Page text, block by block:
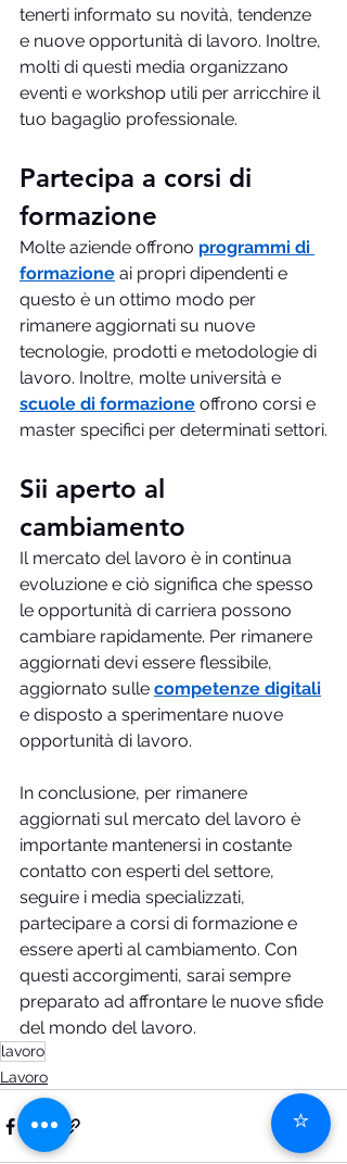
tenerti informato su novità, tendenze
e nuove opportunità di lavoro. Inoltre,
molti di questi media organizzano
eventi e workshop utili per arricchire il
tuo bagaglio professionale.
Partecipa a corsi di
formazione
Molte aziende offrono programmi di
formazione ai propri dipendenti e
questo è un ottimo modo per
rimanere aggiornati su nuove
tecnologie, prodotti e metodologie di
lavoro. Inoltre, molte università e
scuole di formazione offrono corsi e
master specifici per determinati settori.
Sii aperto al
cambiamento
Il mercato del lavoro è in continua
evoluzione e ciò significa che spesso
le opportunità di carriera possono
cambiare rapidamente. Per rimanere
aggiornati devi essere flessibile,
aggiornato sulle competenze digitali
e disposto a sperimentare nuove
opportunità di lavoro.
In conclusione, per rimanere
aggiornati sul mercato del lavoro è
importante mantenersi in costante
contatto con esperti del settore,
seguire i media specializzati,
partecipare a corsi di formazione e
essere aperti al cambiamento. Con
questi accorgimenti, sarai sempre
preparato ad affrontare le nuove sfide
del mondo del lavoro.
lavoro
Lavoro
⭐